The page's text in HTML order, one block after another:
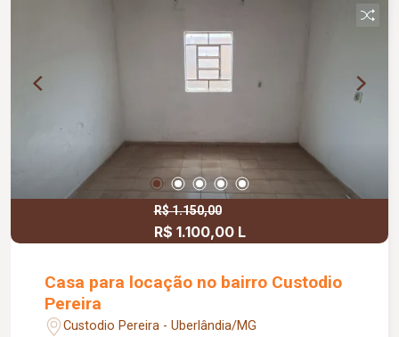
R$ 1.150,00
R$ 1.100,00 L
Casa para locação no bairro Custodio
Pereira
Custodio Pereira - Uberlândia/MG